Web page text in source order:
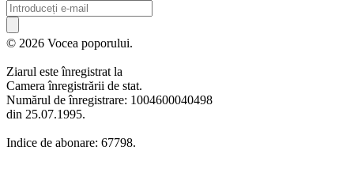
© 2026 Vocea poporului.
Ziarul este înregistrat la
Camera înregistrării de stat.
Numărul de înregistrare: 1004600040498
din 25.07.1995.
Indice de abonare: 67798.